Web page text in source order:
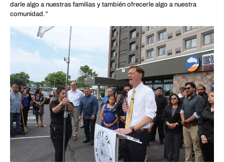
darle algo a nuestras familias y también ofrecerle algo a nuestra
comunidad.”